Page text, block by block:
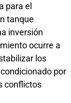
para el
tanque
inversión
ocurre a
los
por
conflictos